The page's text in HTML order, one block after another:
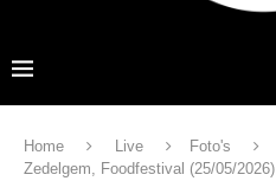
Home Live Foto's
Zedelgem, Foodfestival (25/05/2026)